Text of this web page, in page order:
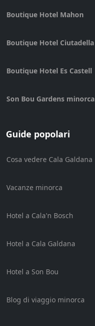
Boutique Hotel Mahon
Boutique Hotel Ciutadella
Boutique Hotel Es Castell
Son Bou Gardens minorca
Guide popolari
Cosa vedere Cala Galdana
Vacanze minorca
Hotel a Cala'n Bosch
Hotel a Cala Galdana
Hotel a Son Bou
Blog di viaggio minorca